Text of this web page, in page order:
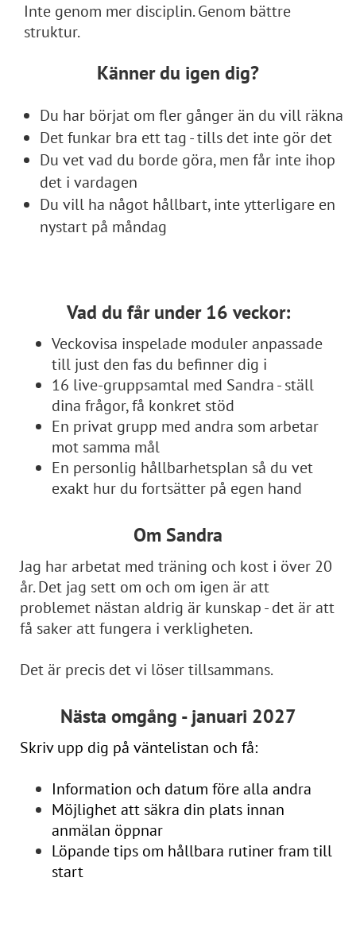
Inte genom mer disciplin. Genom bättre
struktur.
Känner du igen dig?
Du har börjat om fler gånger än du vill räkna
Det funkar bra ett tag - tills det inte gör det
Du vet vad du borde göra, men får inte ihop
det i vardagen
Du vill ha något hållbart, inte ytterligare en
nystart på måndag
Vad du får under 16 veckor:
Veckovisa inspelade moduler anpassade
till just den fas du befinner dig i
16 live-gruppsamtal med Sandra - ställ
dina frågor, få konkret stöd
En privat grupp med andra som arbetar
mot samma mål
En personlig hållbarhetsplan så du vet
exakt hur du fortsätter på egen hand
Om Sandra
Jag har arbetat med träning och kost i över 20
år. Det jag sett om och om igen är att
problemet nästan aldrig är kunskap - det är att
få saker att fungera i verkligheten.
Det är precis det vi löser tillsammans.
Nästa omgång - januari 2027
Skriv upp dig på väntelistan och få:
Information och datum före alla andra
Möjlighet att säkra din plats innan
anmälan öppnar
Löpande tips om hållbara rutiner fram till
start